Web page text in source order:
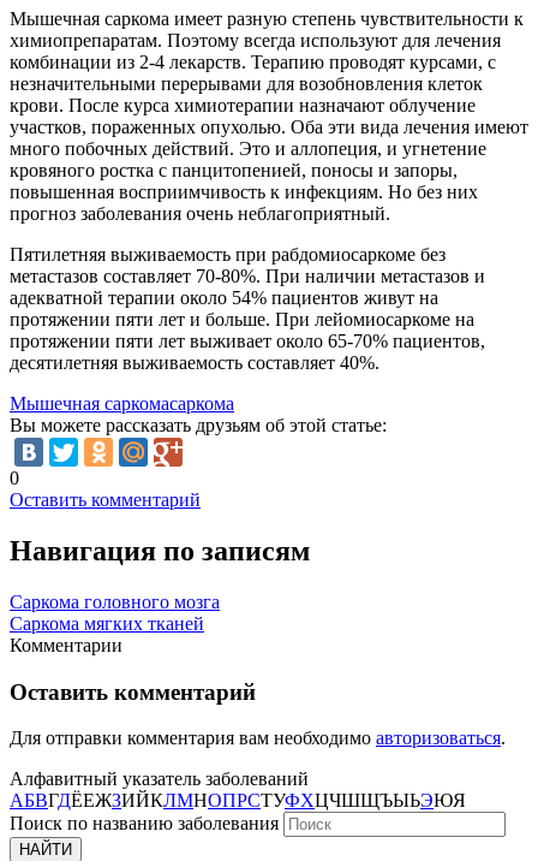
Мышечная саркома имеет разную степень чувствительности к
химиопрепаратам. Поэтому всегда используют для лечения
комбинации из 2-4 лекарств. Терапию проводят курсами, с
незначительными перерывами для возобновления клеток
крови. После курса химиотерапии назначают облучение
участков, пораженных опухолью. Оба эти вида лечения имеют
много побочных действий. Это и аллопеция, и угнетение
кровяного ростка с панцитопенией, поносы и запоры,
повышенная восприимчивость к инфекциям. Но без них
прогноз заболевания очень неблагоприятный.
Пятилетняя выживаемость при рабдомиосаркоме без
метастазов составляет 70-80%. При наличии метастазов и
адекватной терапии около 54% пациентов живут на
протяжении пяти лет и больше. При лейомиосаркоме на
протяжении пяти лет выживает около 65-70% пациентов,
десятилетняя выживаемость составляет 40%.
Мышечная саркомасаркома
Вы можете рассказать друзьям об этой статье:
0
Оставить комментарий
Навигация по записям
Саркома головного мозга
Саркома мягких тканей
Комментарии
Оставить комментарий
Для отправки комментария вам необходимо авторизоваться.
Алфавитный указатель заболеваний
АБВГДЁЕЖЗИЙКЛМНОПРСТУФХЦЧШЩЪЫЬЭЮЯ
Поиск по названию заболевания